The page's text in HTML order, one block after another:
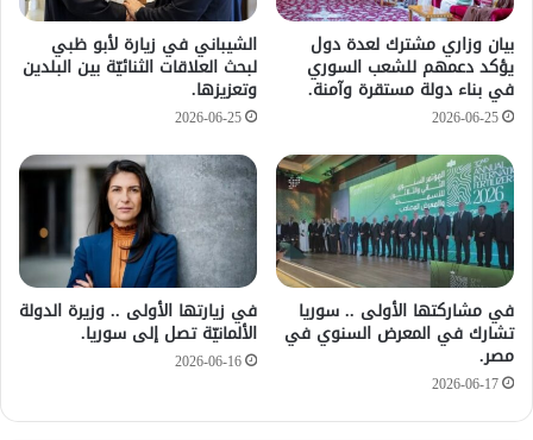
بيان وزاري مشترك لعدة دول
يؤكد دعمهم للشعب السوري
في بناء دولة مستقرة وآمنة.
2026-06-25
الشيباني في زيارة لأبو ظبي
لبحث العلاقات الثنائيّة بين البلدين
وتعزيزها.
2026-06-25
في مشاركتها الأولى .. سوريا
تشارك في المعرض السنوي في
مصر.
2026-06-17
في زيارتها الأولى .. وزيرة الدولة
الألمانيّة تصل إلى سوريا.
2026-06-16